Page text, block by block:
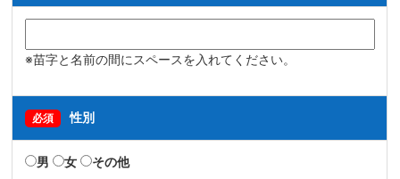
※苗字と名前の間にスペースを入れてください。
必須 性別
男 女 その他